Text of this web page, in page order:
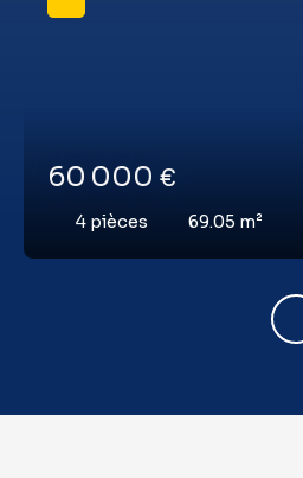
60 000 €
4 pièces 69.05 m²